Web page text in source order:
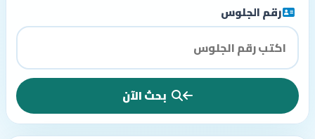
رقم الجلوس
بحث الآن